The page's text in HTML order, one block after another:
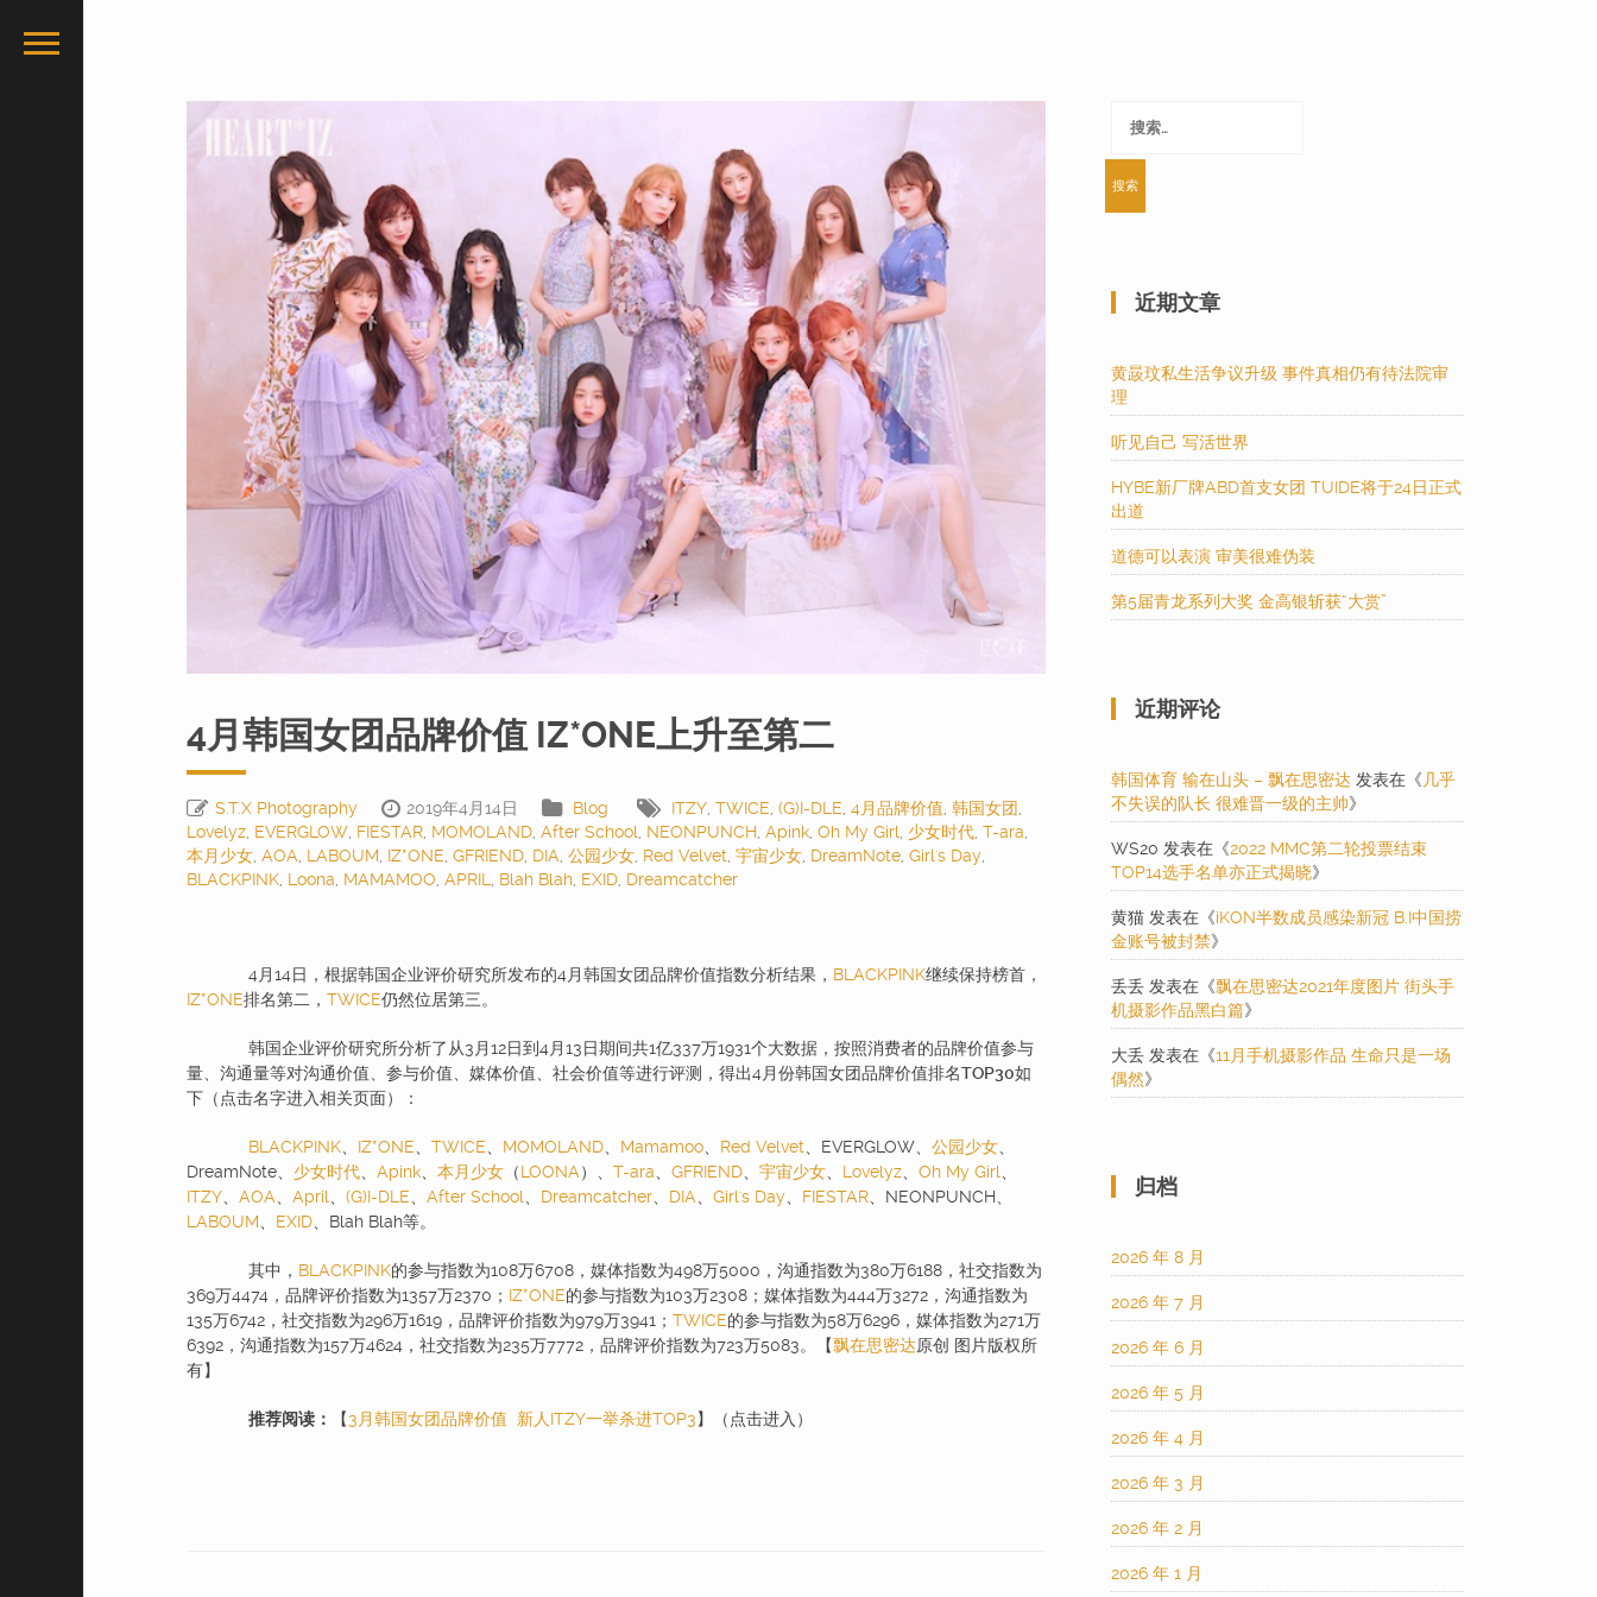
4月韩国女团品牌价值 IZ*ONE上升至第二
S.T.X Photography 2019年4月14日 Blog ITZY, TWICE, (G)I-DLE, 4月品牌价值, 韩国女团,
Lovelyz, EVERGLOW, FIESTAR, MOMOLAND, After School, NEONPUNCH, Apink, Oh My Girl, 少女时代, T-ara,
本月少女, AOA, LABOUM, IZ*ONE, GFRIEND, DIA, 公园少女, Red Velvet, 宇宙少女, DreamNote, Girl's Day,
BLACKPINK, Loona, MAMAMOO, APRIL, Blah Blah, EXID, Dreamcatcher
4月14日，根据韩国企业评价研究所发布的4月韩国女团品牌价值指数分析结果， BLACKPINK继续保持榜首，
IZ*ONE排名第二， TWICE仍然位居第三。
韩国企业评价研究所分析了从3月12日到4月13日期间共1亿337万1931个大数据，按照消费者的品牌价值参与
量、沟通量等对沟通价值、参与价值、媒体价值、社会价值等进行评测，得出4月份韩国女团品牌价值排名TOP30如
下（点击名字进入相关页面）：
BLACKPINK、 IZ*ONE、 TWICE、 MOMOLAND、 Mamamoo、 Red Velvet、EVERGLOW、 公园少女、
DreamNote、 少女时代、 Apink、 本月少女 （LOONA）、 T-ara、 GFRIEND、 宇宙少女、 Lovelyz、 Oh My Girl、
ITZY、 AOA、 April、 (G)I-DLE、 After School、 Dreamcatcher、 DIA、 Girl's Day、 FIESTAR、NEONPUNCH、
LABOUM、 EXID、Blah Blah等。
其中， BLACKPINK的参与指数为108万6708，媒体指数为498万5000，沟通指数为380万6188，社交指数为
369万4474，品牌评价指数为1357万2370； IZ*ONE的参与指数为103万2308；媒体指数为444万3272，沟通指数为
135万6742，社交指数为296万1619，品牌评价指数为979万3941； TWICE的参与指数为58万6296，媒体指数为271万
6392，沟通指数为157万4624，社交指数为235万7772，品牌评价指数为723万5083。【飘在思密达原创 图片版权所
有】
推荐阅读： 【3月韩国女团品牌价值 新人ITZY一举杀进TOP3】（点击进入）​​
索：
近期文章
黄晸玟私生活争议升级 事件真相仍有待法院审
理
听见自己 写活世界
HYBE新厂牌ABD首支女团 TUIDE将于24日正式
出道
道德可以表演 审美很难伪装
第5届青龙系列大奖 金高银斩获“大赏”
近期评论
韩国体育 输在山头 – 飘在思密达 发表在《 几乎
不失误的队长 很难晋一级的主帅》
WS20 发表在《2022 MMC第二轮投票结束
TOP14选手名单亦正式揭晓》
黄猫 发表在《iKON半数成员感染新冠 B.I中国捞
金账号被封禁》
丢丢 发表在《飘在思密达2021年度图片 街头手
机摄影作品黑白篇》
大丢 发表在《11月手机摄影作品 生命只是一场
偶然》
归档
2026 年 8 月
2026 年 7 月
2026 年 6 月
2026 年 5 月
2026 年 4 月
2026 年 3 月
2026 年 2 月
2026 年 1 月